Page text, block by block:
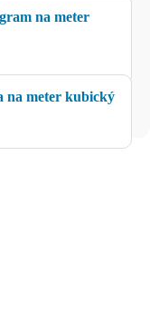
na meter
na meter kubický